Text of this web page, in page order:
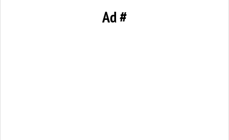
Ad #